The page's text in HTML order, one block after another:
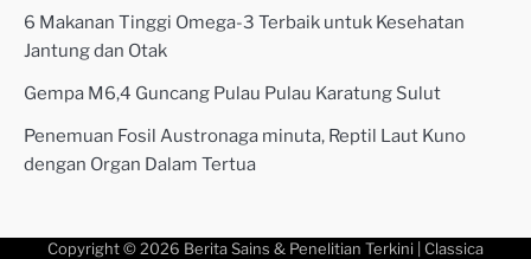
6 Makanan Tinggi Omega-3 Terbaik untuk Kesehatan
Jantung dan Otak
Gempa M6,4 Guncang Pulau Pulau Karatung Sulut
Penemuan Fosil Austronaga minuta, Reptil Laut Kuno
dengan Organ Dalam Tertua
Copyright © 2026 Berita Sains & Penelitian Terkini | Classica